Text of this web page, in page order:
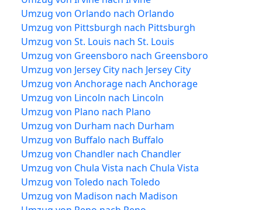
Umzug von Orlando nach Orlando
Umzug von Pittsburgh nach Pittsburgh
Umzug von St. Louis nach St. Louis
Umzug von Greensboro nach Greensboro
Umzug von Jersey City nach Jersey City
Umzug von Anchorage nach Anchorage
Umzug von Lincoln nach Lincoln
Umzug von Plano nach Plano
Umzug von Durham nach Durham
Umzug von Buffalo nach Buffalo
Umzug von Chandler nach Chandler
Umzug von Chula Vista nach Chula Vista
Umzug von Toledo nach Toledo
Umzug von Madison nach Madison